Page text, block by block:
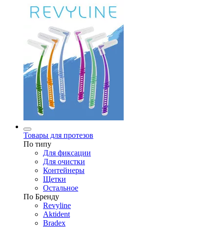
Товары для протезов
По типу
Для фиксации
Для очистки
Контейнеры
Щетки
Остальное
По Бренду
Revyline
Aktident
Bradex